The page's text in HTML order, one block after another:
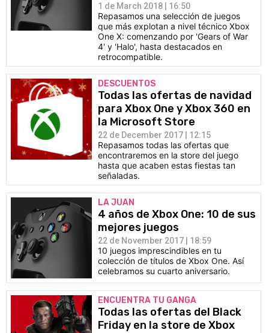
1 de March 2018 | 16:50
Repasamos una selección de juegos
que más explotan a nivel técnico Xbox
One X: comenzando por 'Gears of War
4' y 'Halo', hasta destacados en
retrocompatible.
DESCUENTOS
Todas las ofertas de navidad
para Xbox One y Xbox 360 en
la Microsoft Store
22 de December 2017 | 12:15
Repasamos todas las ofertas que
encontraremos en la store del juego
hasta que acaben estas fiestas tan
señaladas.
LA JUAN
4 años de Xbox One: 10 de sus
mejores juegos
22 de November 2017 | 18:59
10 juegos imprescindibles en tu
colección de títulos de Xbox One. Así
celebramos su cuarto aniversario.
ENCUENTRA TU GANGA
Todas las ofertas del Black
Friday en la store de Xbox